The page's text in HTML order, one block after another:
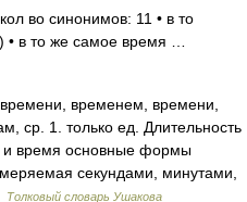
во синонимов: 11 • в то
• в то же самое время …
временем, времени,
ср. 1. только ед. Длительность
и время основные формы
секундами, минутами,
Толковый словарь Ушакова